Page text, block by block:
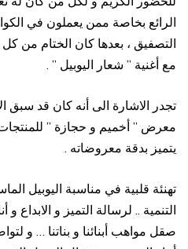
الرائع بخاصة ممن يعملون في
التصفيق ، بعدها كان الختام من
مع أغنية ” شعار اليوبيل ” .
تجدر الاشارة الى أنه كان قد سبق
معرض ” أخميم و حجازة ”
يتميز بدقة معروضاته .
تهنئة قلبية في مناسبة اليوبيل
التنمية .. لرسالة التميز و الابداع و
صقل مواهب أبنائنا و بناتنا … و